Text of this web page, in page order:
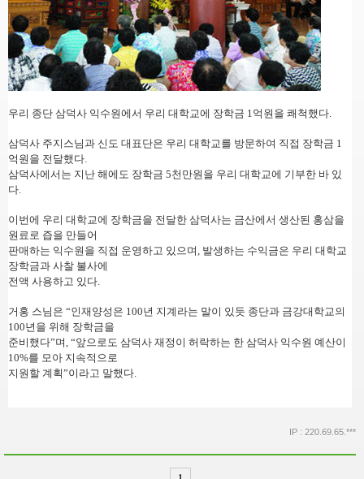
우리 종단 삼덕사 익수원에서 우리 대학교에 장학금 1억원을 쾌척했다.
삼덕사 주지스님과 신도 대표단은 우리 대학교를 방문하여 직접 장학금 1
억원을 전달했다.
삼덕사에서는 지난 해에도 장학금 5천만원을 우리 대학교에 기부한 바 있
다.
이번에 우리 대학교에 장학금을 전달한 삼덕사는 금산에서 생산된 홍삼을
원료로 즙을 만들어
판매하는 익수원을 직접 운영하고 있으며, 발생하는 수익금은 우리 대학교
장학금과 사찰 불사에
전액 사용하고 있다.
거홍 스님은 “인재양성은 100년 지계라는 말이 있듯 종단과 금강대학교의
100년을 위해 장학금을
준비했다”며, “앞으로도 삼덕사 재정이 허락하는 한 삼덕사 익수원 예산이
10%를 모아 지속적으로
지원할 계획”이라고 말했다.
IP : 220.69.65.***